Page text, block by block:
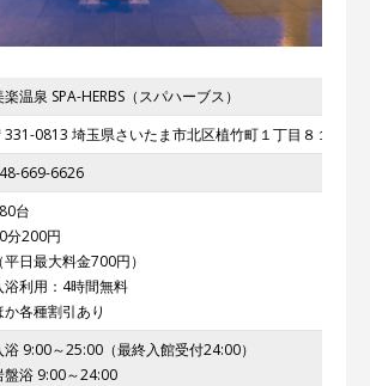
楽温泉 SPA-HERBS（スパハーブス）
331-0813 埼玉県さいたま市北区植竹町１丁目８１６−８
669-6626
台
分200円
（平日最大料金700円）
浴利用：4時間無料
か各種割引あり
浴 9:00～25:00（最終入館受付24:00）
盤浴 9:00～24:00